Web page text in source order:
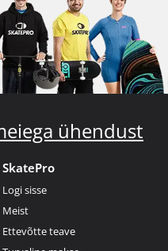
ühendust
SkatePro
Logi sisse
Meist
Ettevõtte teave